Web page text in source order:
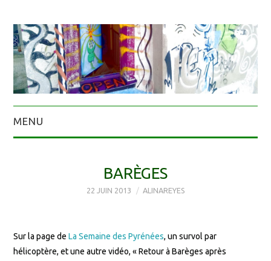
MENU
BARÈGES
22 JUIN 2013 ALINAREYES
Sur la page deLa Semaine des Pyrénées, un survol par
hélicoptère, et une autre vidéo, « Retour à Barèges après